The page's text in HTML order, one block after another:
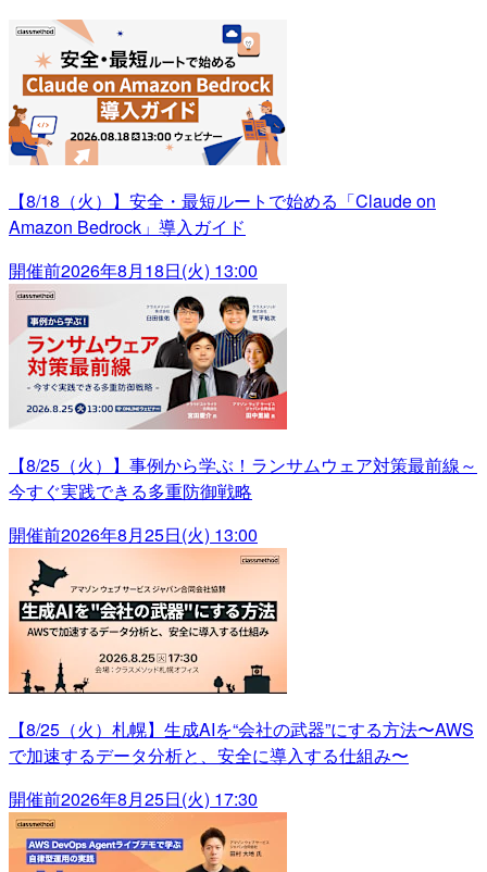
【8/18（火）】安全・最短ルートで始める「Claude on
Amazon Bedrock」導入ガイド
開催前2026年8月18日(火) 13:00
【8/25（火）】事例から学ぶ！ランサムウェア対策最前線～
今すぐ実践できる多重防御戦略
開催前2026年8月25日(火) 13:00
【8/25（火）札幌】生成AIを“会社の武器”にする方法〜AWS
で加速するデータ分析と、安全に導入する仕組み〜
開催前2026年8月25日(火) 17:30